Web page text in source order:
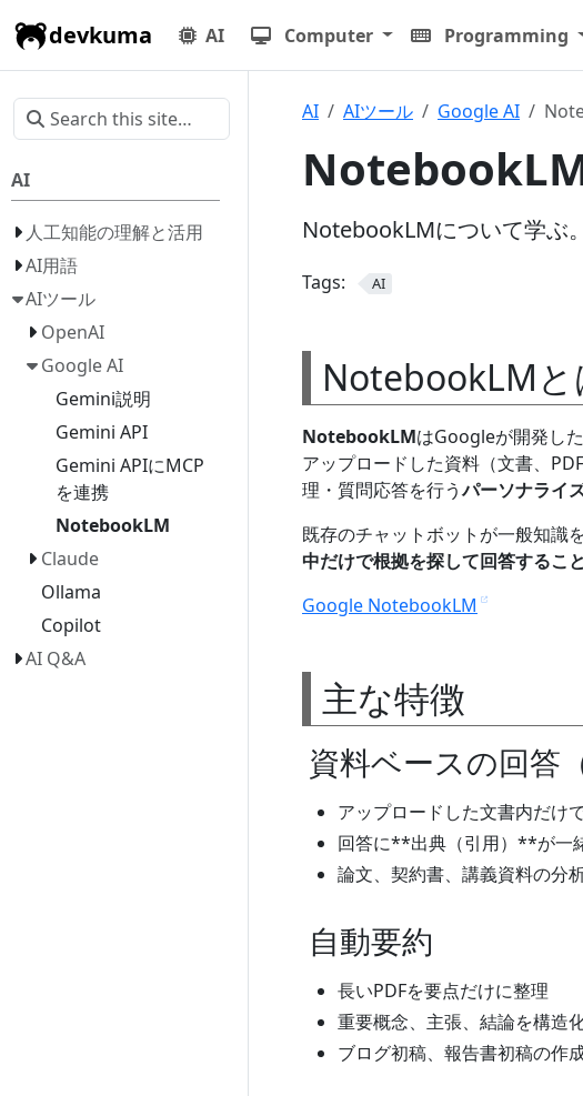
devkuma AI Computer Programming
AI
人工知能の理解と活用
AI用語
AIツール
OpenAI
Google AI
Gemini説明
Gemini API
Gemini APIにMCP
を連携
NotebookLM
Claude
Ollama
Copilot
AI Q&A
AI AIツール Google AI
NotebookLMについて学ぶ。
Tags: AI
NotebookLMと
NotebookLMはGoogleが開発した
アップロードした資料（文書、
理・質問応答を行うパーソナライ
既存のチャットボットが一般知識
中だけで根拠を探して回答するこ
Google NotebookLM
主な特徴
資料ベースの回答
アップロードした文書内だけ
回答に**出典（引用）**が一
論文、契約書、講義資料の分
自動要約
長いPDFを要点だけに整理
重要概念、主張、結論を構造
ブログ初稿、報告書初稿の作